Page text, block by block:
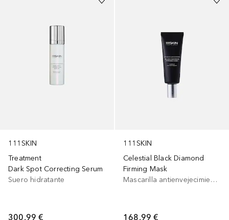
111SKIN
Treatment
Dark Spot Correcting Serum
Suero hidratante
300,99 €
111SKIN
Celestial Black Diamond
Firming Mask
Mascarilla antienvejecimiento
168,99 €